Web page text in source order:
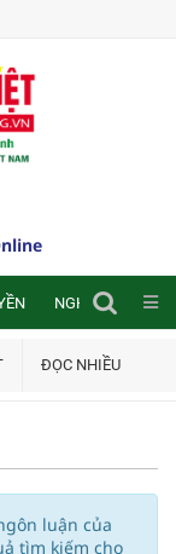
NGHIÊN CỨU
ĐỌC NHIỀU
luận của
tìm kiếm cho